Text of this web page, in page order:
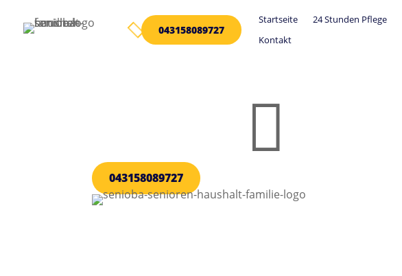
 043158089727
Startseite 24 Stunden Pflege
Kontakt

043158089727